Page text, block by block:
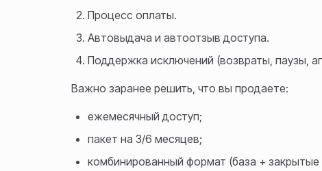
Процесс оплаты.
Автовыдача и автоотзыв доступа.
Поддержка исключений (возвраты, паузы,
Важно заранее решить, что вы продаете:
ежемесячный доступ;
пакет на 3/6 месяцев;
комбинированный формат (база +